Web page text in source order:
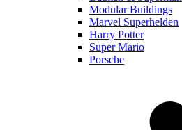
Modular Buildings
Marvel Superhelden
Harry Potter
Super Mario
Porsche